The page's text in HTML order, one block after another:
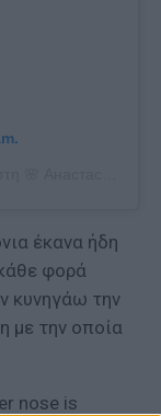
έκανα ήδη
φορά
κυνηγάω την
με την οποία
nose is